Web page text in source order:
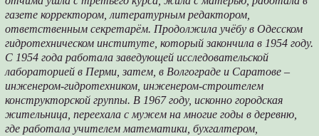
газете корректором, литературным редактором,
ответственным секретарём. Продолжила учёбу в Одесском
гидротехническом институте, который закончила в 1954 году.
С 1954 года работала заведующей исследовательской
лабораторией в Перми, затем, в Волгограде и Саратове –
инженером-гидротехником, инженером-строителем
конструкторской группы. В 1967 году, исконно городская
жительница, переехала с мужем на многие годы в деревню,
где работала учителем математики, бухгалтером,